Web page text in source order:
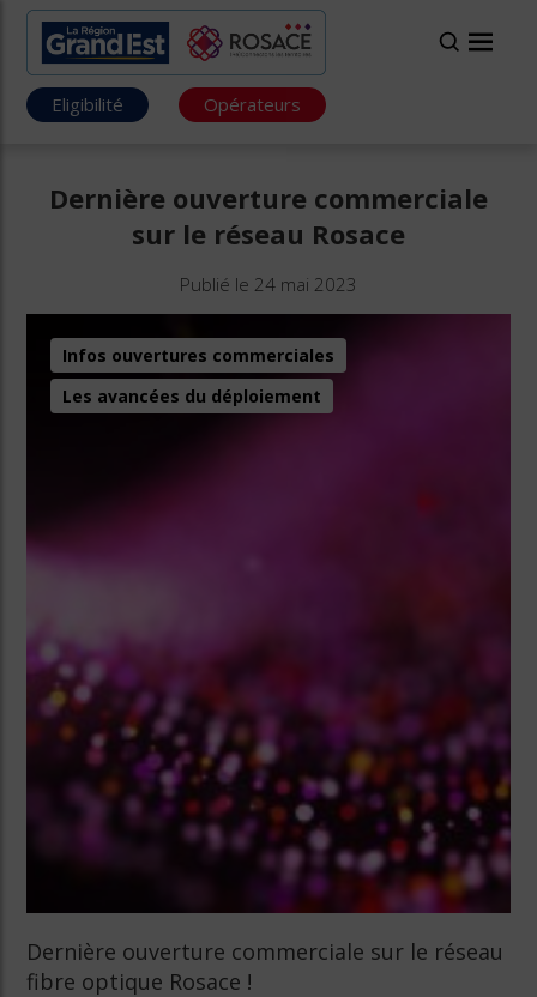
Eligibilité Opérateurs
Dernière ouverture commerciale
sur le réseau Rosace
Publié le 24 mai 2023
Infos ouvertures commerciales
Les avancées du déploiement
Dernière ouverture commerciale sur le réseau
fibre optique Rosace !